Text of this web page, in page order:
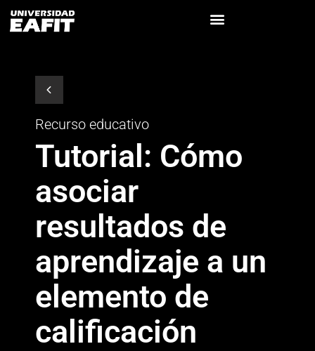
Recurso educativo
Tutorial: Cómo
asociar
resultados de
aprendizaje a un
elemento de
calificación